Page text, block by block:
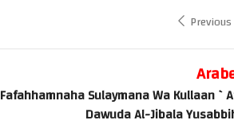
Previous
Fafahhamnaha Sulaymana Wa Kullaan
Dawuda Al-Jibala